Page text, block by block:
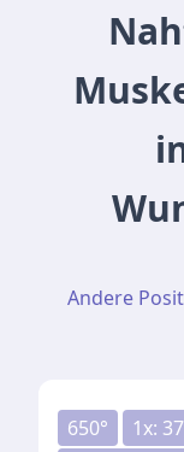
Andere
650° 1x: